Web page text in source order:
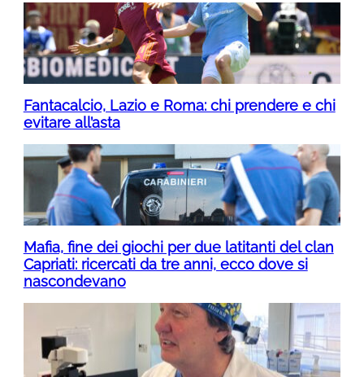
Fantacalcio, Lazio e Roma: chi prendere e chi
evitare all’asta
Mafia, fine dei giochi per due latitanti del clan
Capriati: ricercati da tre anni, ecco dove si
nascondevano